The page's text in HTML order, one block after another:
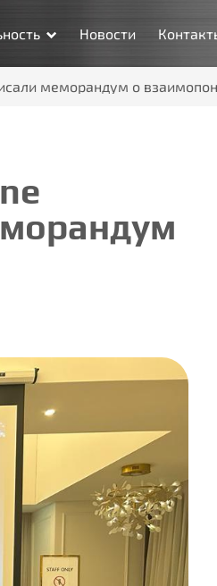
Новости
меморандум о